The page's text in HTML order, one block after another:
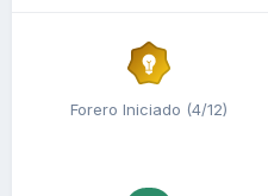
Forero Iniciado (4/12)